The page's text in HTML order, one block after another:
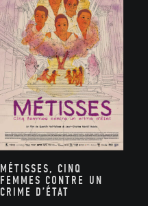
MÉTISSES, CINQ
FEMMES CONTRE UN
CRIME D’ÉTAT